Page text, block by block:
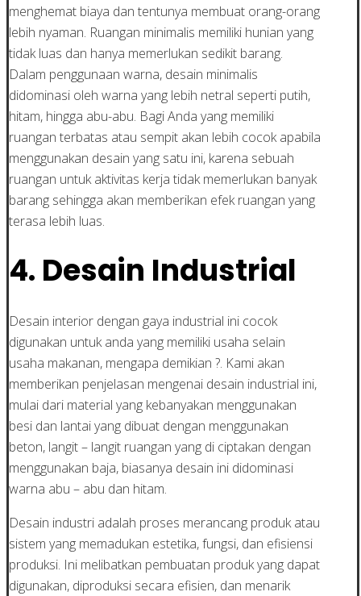
menghemat biaya dan tentunya membuat orang-orang
lebih nyaman. Ruangan minimalis memiliki hunian yang
tidak luas dan hanya memerlukan sedikit barang.
Dalam penggunaan warna, desain minimalis
didominasi oleh warna yang lebih netral seperti putih,
hitam, hingga abu-abu. Bagi Anda yang memiliki
ruangan terbatas atau sempit akan lebih cocok apabila
menggunakan desain yang satu ini, karena sebuah
ruangan untuk aktivitas kerja tidak memerlukan banyak
barang sehingga akan memberikan efek ruangan yang
terasa lebih luas.
4. Desain Industrial
Desain interior dengan gaya industrial ini cocok
digunakan untuk anda yang memiliki usaha selain
usaha makanan, mengapa demikian ?. Kami akan
memberikan penjelasan mengenai desain industrial ini,
mulai dari material yang kebanyakan menggunakan
besi dan lantai yang dibuat dengan menggunakan
beton, langit – langit ruangan yang di ciptakan dengan
menggunakan baja, biasanya desain ini didominasi
warna abu – abu dan hitam.
Desain industri adalah proses merancang produk atau
sistem yang memadukan estetika, fungsi, dan efisiensi
produksi. Ini melibatkan pembuatan produk yang dapat
digunakan, diproduksi secara efisien, dan menarik